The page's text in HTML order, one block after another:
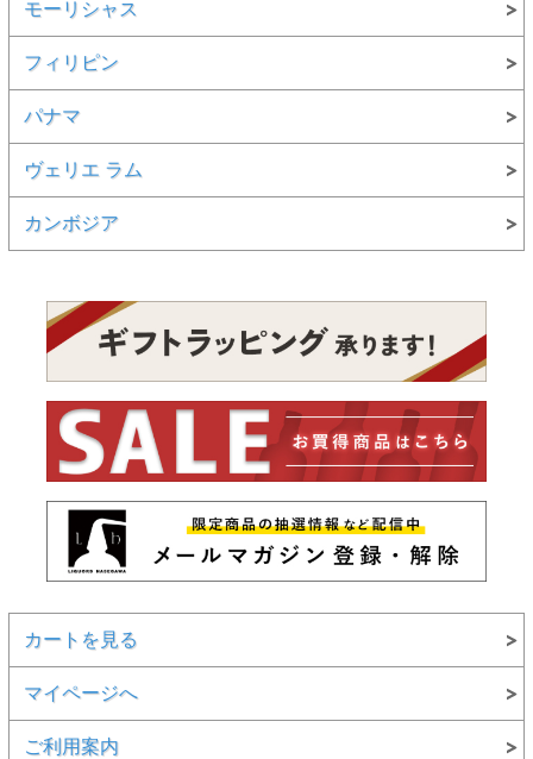
モーリシャス
フィリピン
パナマ
ヴェリエ ラム
カンボジア
カートを見る
マイページへ
ご利用案内